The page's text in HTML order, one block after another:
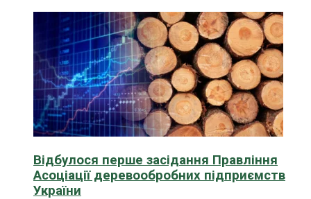
Відбулося перше засідання Правління
Асоціації деревообробних підприємств
України